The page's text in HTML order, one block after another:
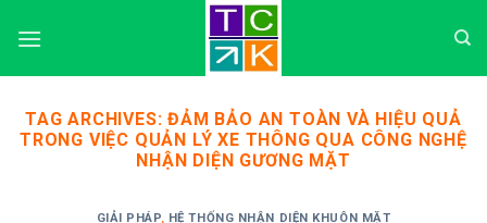
TAG ARCHIVES:ĐẢM BẢO AN TOÀN VÀ HIỆU QUẢ
TRONG VIỆC QUẢN LÝ XE THÔNG QUA CÔNG NGHỆ
NHẬN DIỆN GƯƠNG MẶT
GIẢI PHÁP, HỆ THỐNG NHẬN DIỆN KHUÔN MẶT